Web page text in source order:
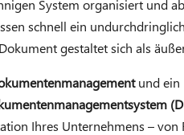
System organisiert und
schnell ein
gestaltet sich als
und ein
Ihres Unternehmens – von